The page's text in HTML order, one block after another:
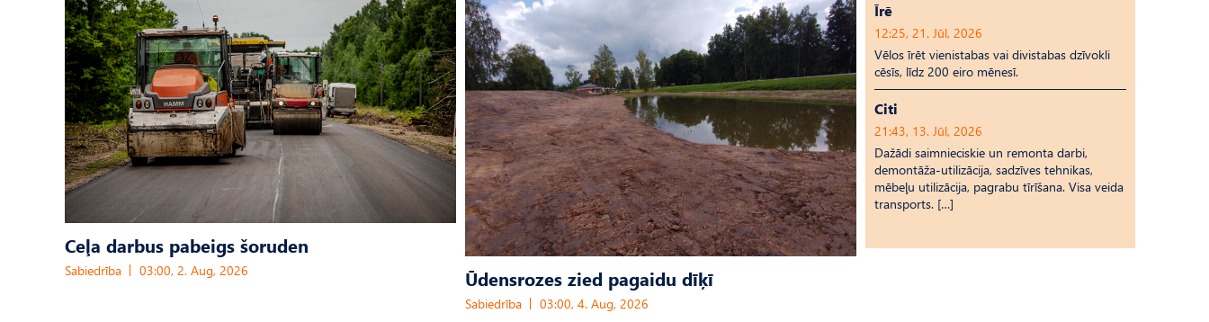
Ceļa darbus pabeigs šoruden
Sabiedrība 03:00, 2. Aug, 2026 Ūdensrozes zied pagaidu dīķī
Sabiedrība 03:00, 4. Aug, 2026
Īrē
12:25, 21. Jūl, 2026
Vēlos īrēt vienistabas vai divistabas dzīvokli
cēsīs, līdz 200 eiro mēnesī.
Citi
21:43, 13. Jūl, 2026
Dažādi saimnieciskie un remonta darbi,
demontāža-utilizācija, sadzīves tehnikas,
mēbeļu utilizācija, pagrabu tīrīšana. Visa veida
transports. […]